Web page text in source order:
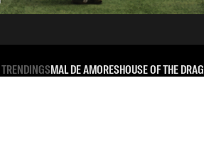
TRENDINGSMAL DE AMORESHOUSE OF THE